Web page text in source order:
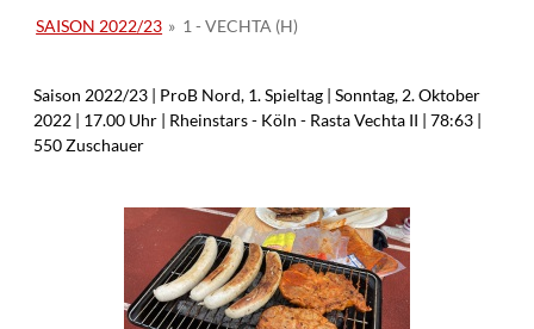
SAISON 2022/23 » 1 - VECHTA (H)
Saison 2022/23 | ProB Nord, 1. Spieltag | Sonntag, 2. Oktober
2022 | 17.00 Uhr | Rheinstars - Köln - Rasta Vechta II | 78:63 |
550 Zuschauer